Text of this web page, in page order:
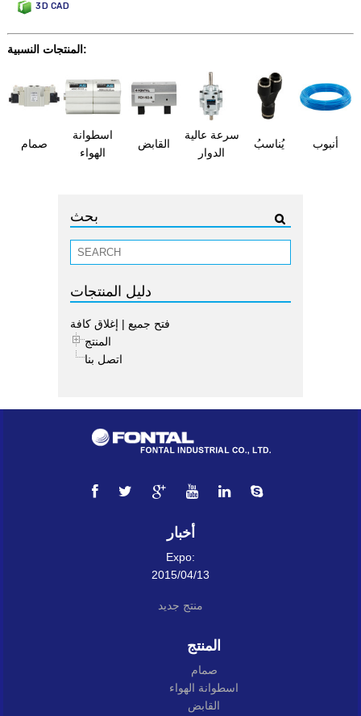
3D CAD
المنتجات النسبية:
صمام
اسطوانة
الهواء
القابض
سرعة عالية
الدوار
يُناسبُ أنبوب
بحث
دليل المنتجات
فتح جميع | إغلاق كافة
المنتج
اتصل بنا
أخبار
Expo:
2015/04/13
منتج جديد
المنتج
صمام
اسطوانة الهواء
القابض